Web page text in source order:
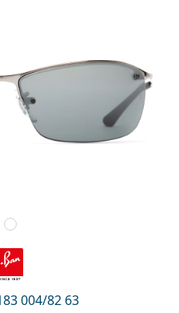
004/82 63